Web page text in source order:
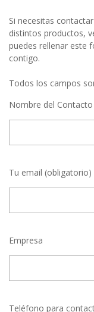
Si necesitas
distintos productos,
puedes rellenar este
contigo.
Todos los campos
Nombre del
Tu email (obligatorio)
Empresa
Teléfono para